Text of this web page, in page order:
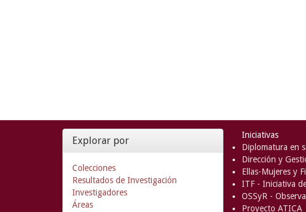
Explorar por
Colecciones
Resultados de Investigación
Investigadores
Áreas
Iniciativas
Diplomatura en
Dirección y
Ellas-Mujeres y
ITF - Iniciativa
OSSyR -
Proyecto ATICA